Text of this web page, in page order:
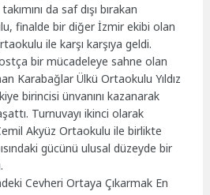
da saf dışı bırakan
finalde bir diğer İzmir ekibi olan
ile karşı karşıya geldi.
bir mücadeleye sahne olan
Karabağlar Ülkü Ortaokulu Yıldız
birincisi ünvanını kazanarak
Turnuvayı ikinci olarak
Akyüz Ortaokulu ile birlikte
gücünü ulusal düzeyde bir
Cevheri Ortaya Çıkarmak En